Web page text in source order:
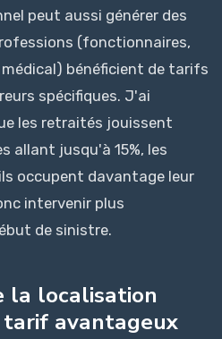
peut aussi générer des
(fonctionnaires,
bénéficient de tarifs
spécifiques. J'ai
les retraités jouissent
allant jusqu'à 15%, les
occupent davantage leur
intervenir plus
de sinistre.
la localisation
avantageux